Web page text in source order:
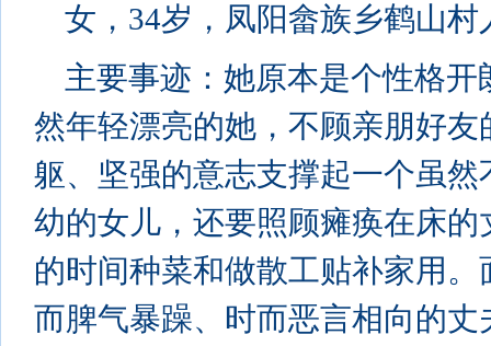
女，34岁，凤阳畲族乡鹤山村
主要事迹：她原本是个性格
然年轻漂亮的她，不顾亲朋好
躯、坚强的意志支撑起一个虽
幼的女儿，还要照顾瘫痪在床
的时间种菜和做散工贴补家用
而脾气暴躁、时而恶言相向的